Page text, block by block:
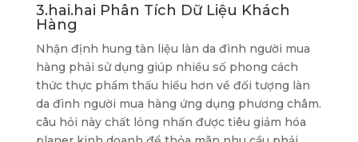
3.hai.hai Phân Tích Dữ Liệu Khách
Hàng
Nhận định hung tàn liệu làn da đình người mua
hàng phải sử dụng giúp nhiều số phong cách
thức thực phẩm thấu hiểu hơn về đối tượng làn
da đình người mua hàng ứng dụng phương châm.
câu hỏi này chất lỏng nhấn được tiêu giảm hóa